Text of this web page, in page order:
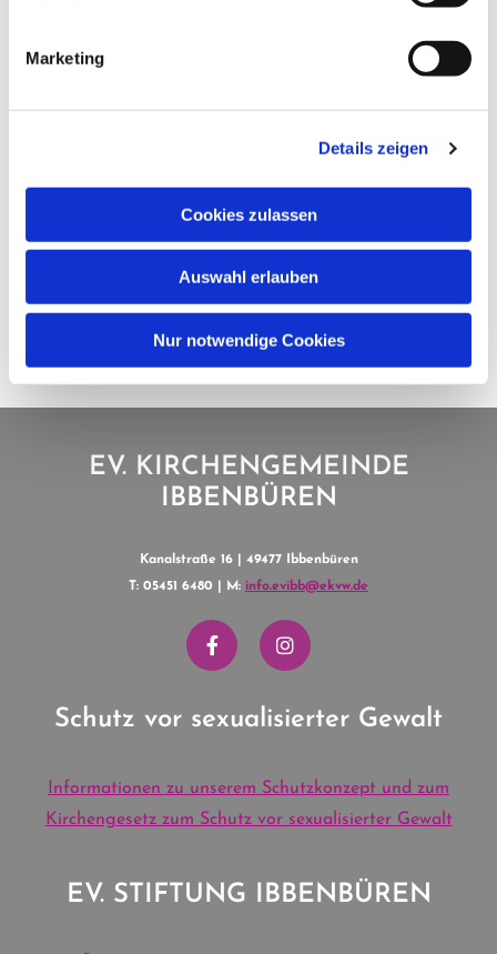
Marketing
Details zeigen
Cookies zulassen
Auswahl erlauben
Nur notwendige Cookies
EV. KIRCHENGEMEINDE
IBBENBÜREN
Kanalstraße 16 | 49477 Ibbenbüren
T: 05451 6480 | M: info.evibb@ekvw.de
Schutz vor sexualisierter Gewalt
Informationen zu unserem Schutzkonzept und zum
Kirchengesetz zum Schutz vor sexualisierter Gewalt
EV. STIFTUNG IBBENBÜREN